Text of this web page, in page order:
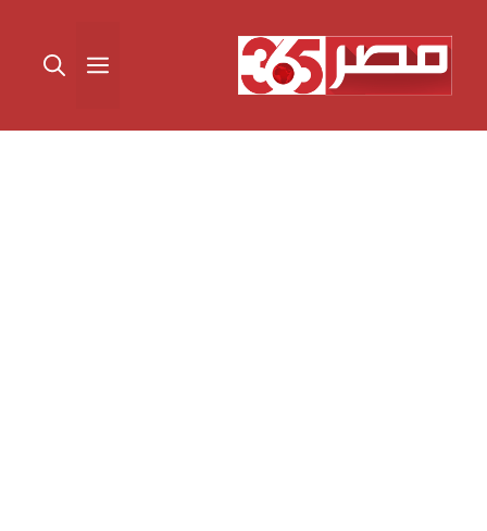
المحتوى القائمة